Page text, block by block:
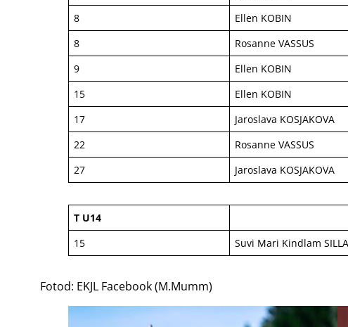
8
Ellen KOBIN
8
Rosanne VASSUS
9
Ellen KOBIN
15
Ellen KOBIN
17
Jaroslava KOSJAKOVA
22
Rosanne VASSUS
27
Jaroslava KOSJAKOVA
T U14
15
Suvi Mari Kindlam
Fotod: EKJL Facebook (M.Mumm)